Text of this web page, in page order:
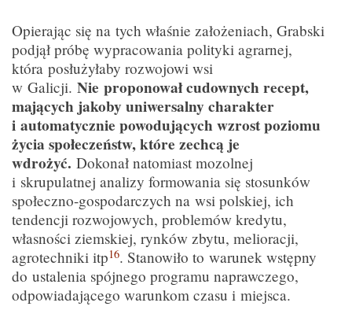
Opierając się na tych właśnie założeniach, Grabski
podjął próbę wypracowania polityki agrarnej,
która posłużyłaby rozwojowi wsi
w Galicji. Nie proponował cudownych recept,
mających jakoby uniwersalny charakter
i automatycznie powodujących wzrost poziomu
życia społeczeństw, które zechcą je
wdrożyć. Dokonał natomiast mozolnej
i skrupulatnej analizy formowania się stosunków
społeczno-gospodarczych na wsi polskiej, ich
tendencji rozwojowych, problemów kredytu,
własności ziemskiej, rynków zbytu, melioracji,
agrotechniki itp16. Stanowiło to warunek wstępny
do ustalenia spójnego programu naprawczego,
odpowiadającego warunkom czasu i miejsca.